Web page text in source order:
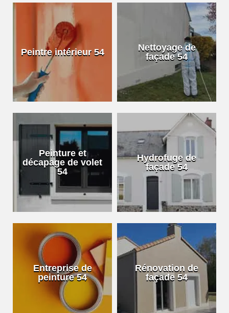
Peintre intérieur 54
Nettoyage de
façade 54
Peinture et
décapage de volet
54
Hydrofuge de
façade 54
Entreprise de
peinture 54
Rénovation de
façade 54